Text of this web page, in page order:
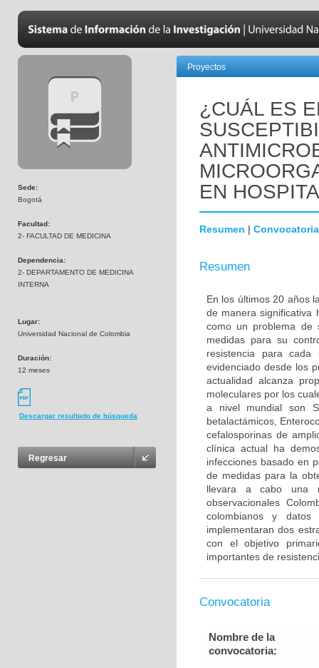
Sede:
Bogotá
Facultad:
2- FACULTAD DE MEDICINA
Dependencia:
2- DEPARTAMENTO DE MEDICINA
INTERNA
Lugar:
Universidad Nacional de Colombia
Duración:
12 meses
Descargar resultado de búsqueda
Regresar
Proyectos
¿CUÁL ES
EN
Resumen | Convocatoria
Resumen
En los últimos 20 años
de manera significativa
como un problema de
medidas para su
resistencia para
evidenciado desde los
actualidad alcanza
moleculares por los
a nivel mundial son
betalactámicos,
cefalosporinas de
clínica actual ha
infecciones basado en
de medidas para la
llevara a cabo una
observacionales
colombianos y
implementaran dos
con el objetivo
importantes de
Convocatoria
Nombre de la
convocatoria: